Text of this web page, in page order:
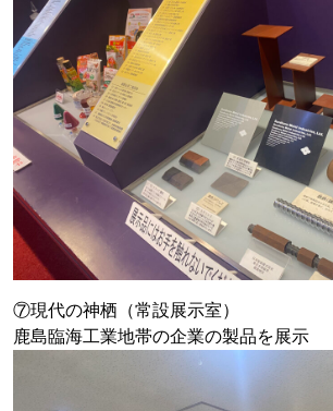
⑦現代の神栖（常設展示室）
鹿島臨海工業地帯の企業の製品を展示